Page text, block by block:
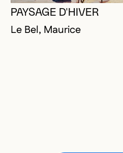
PAYSAGE D'HIVER
Le Bel, Maurice